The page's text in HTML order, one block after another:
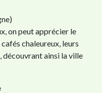
on peut apprécier le
chaleureux, leurs
découvrant ainsi la ville